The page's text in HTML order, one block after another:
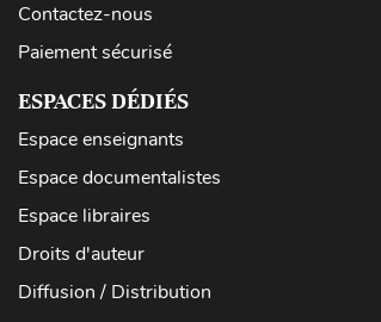
Contactez-nous
Paiement sécurisé
ESPACES DÉDIÉS
Espace enseignants
Espace documentalistes
Espace libraires
Droits d'auteur
Diffusion / Distribution